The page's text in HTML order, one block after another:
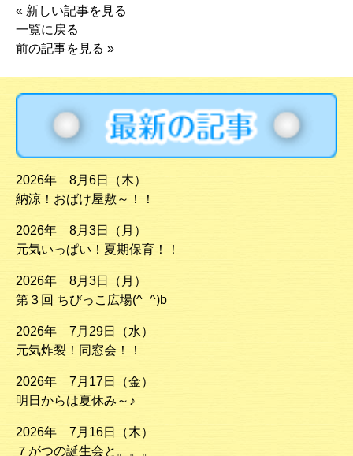
« 新しい記事を見る
一覧に戻る
前の記事を見る »
2026年 8月6日（木）
納涼！おばけ屋敷～！！
2026年 8月3日（月）
元気いっぱい！夏期保育！！
2026年 8月3日（月）
第３回 ちびっこ広場(^_^)b
2026年 7月29日（水）
元気炸裂！同窓会！！
2026年 7月17日（金）
明日からは夏休み～♪
2026年 7月16日（木）
７がつの誕生会と。。。